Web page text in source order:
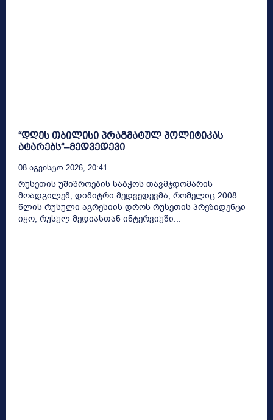
“დღეს თბილისი პრაგმატულ პოლიტიკას
ატარებს“–მედვედევი
08 Აგვისტო 2026, 20:41
რუსეთის უშიშროების საბჭოს თავმჯდომარის
მოადგილემ, დიმიტრი მედვედევმა, რომელიც 2008
წლის რუსული აგრესიის დროს რუსეთის პრეზიდენტი
იყო, რუსულ მედიასთან ინტერვიუში...